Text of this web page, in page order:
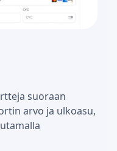
suoraan
arvo ja ulkoasu,